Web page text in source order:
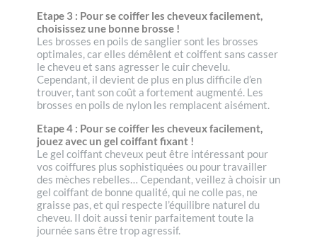
Etape 3 : Pour se coiffer les cheveux facilement,
choisissez une bonne brosse !
Les brosses en poils de sanglier sont les brosses
optimales, car elles démêlent et coiffent sans casser
le cheveu et sans agresser le cuir chevelu.
Cependant, il devient de plus en plus difficile d’en
trouver, tant son coût a fortement augmenté. Les
brosses en poils de nylon les remplacent aisément.
Etape 4 : Pour se coiffer les cheveux facilement,
jouez avec un gel coiffant fixant !
Le gel coiffant cheveux peut être intéressant pour
vos coiffures plus sophistiquées ou pour travailler
des mèches rebelles… Cependant, veillez à choisir un
gel coiffant de bonne qualité, qui ne colle pas, ne
graisse pas, et qui respecte l’équilibre naturel du
cheveu. Il doit aussi tenir parfaitement toute la
journée sans être trop agressif.